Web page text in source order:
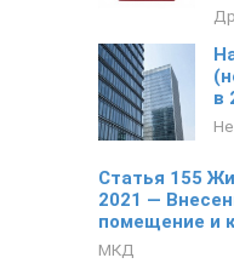
в
Статья 155
2021 —
помещение и
МКД